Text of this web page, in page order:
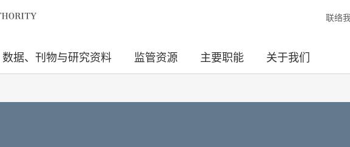
联络我
数据、刊物与研究资料 监管资源 主要职能 关于我们